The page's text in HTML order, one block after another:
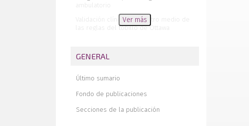
ambulatorio
Validación clínica en nuestro medio de
las reglas del tobillo de Ottawa
nervio tibial posterior
Hallux flexus: nota de técnica quirúrgica.
A propósito de dos casos
Técnica Primer Meta Stop en la cirugía
Ver más
GENERAL
Último sumario
Fondo de publicaciones
Secciones de la publicación